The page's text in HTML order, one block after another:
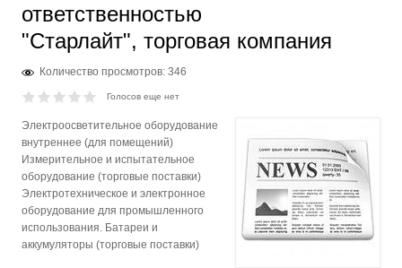
ответственностью
"Старлайт", торговая компания
Количество просмотров: 346
Голосов еще нет
Электроосветительное оборудование
внутреннее (для помещений)
Измерительное и испытательное
оборудование (торговые поставки)
Электротехническое и электронное
оборудование для промышленного
использования. Батареи и
аккумуляторы (торговые поставки)